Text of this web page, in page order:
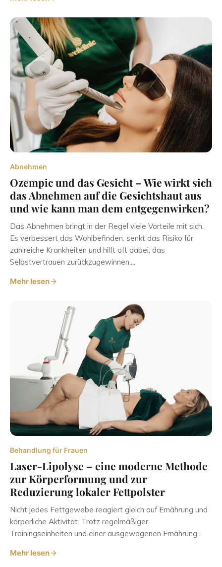
Abnehmen
Ozempic und das Gesicht – Wie wirkt sich
das Abnehmen auf die Gesichtshaut aus
und wie kann man dem entgegenwirken?
Das Abnehmen bringt in der Regel viele Vorteile mit sich.
Es verbessert das Wohlbefinden, senkt das Risiko für
zahlreiche Krankheiten und hilft oft dabei, das
Selbstvertrauen zurückzugewinnen....
Mehr lesen
Behandlung für Frauen
Laser-Lipolyse – eine moderne Methode
zur Körperformung und zur
Reduzierung lokaler Fettpolster
Nicht jedes Fettgewebe reagiert gleich auf Ernährung und
körperliche Aktivität. Trotz regelmäßiger
Trainingseinheiten und einer ausgewogenen Ernährung...
Mehr lesen